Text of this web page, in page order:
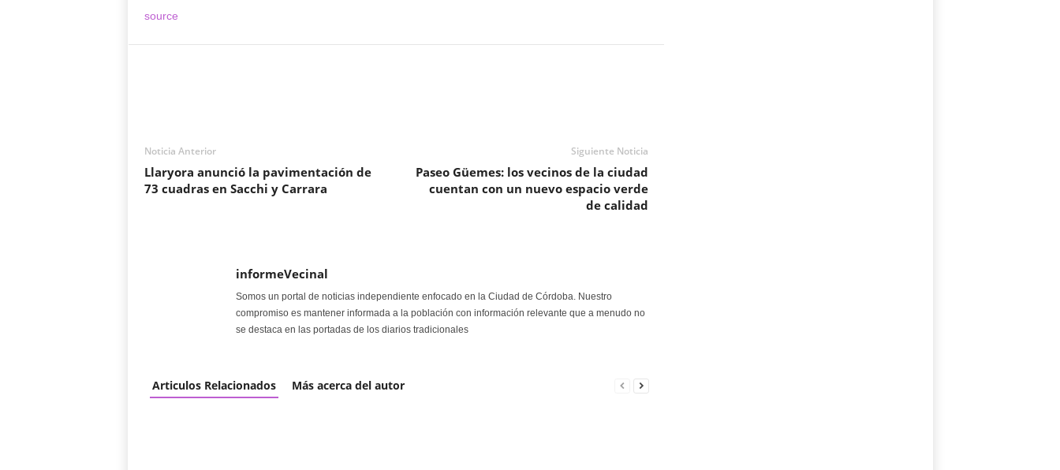
source
Noticia Anterior
Llaryora anunció la pavimentación de
73 cuadras en Sacchi y Carrara
Siguiente Noticia
Paseo Güemes: los vecinos de la ciudad
cuentan con un nuevo espacio verde
de calidad
informeVecinal
Somos un portal de noticias independiente enfocado en la Ciudad de Córdoba. Nuestro
compromiso es mantener informada a la población con información relevante que a menudo no
se destaca en las portadas de los diarios tradicionales
Articulos Relacionados Más acerca del autor